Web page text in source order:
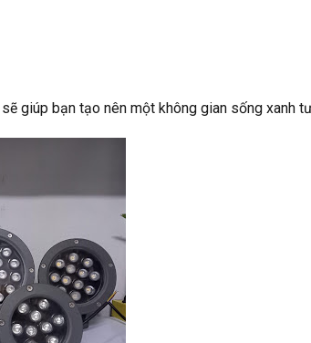
giúp bạn tạo nên một không gian sống xanh